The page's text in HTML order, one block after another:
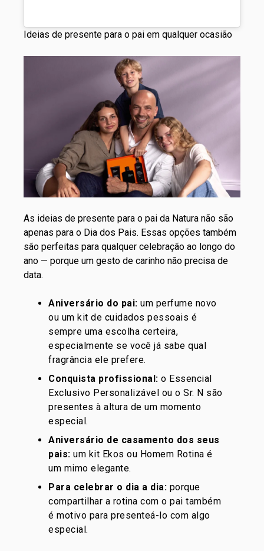
Ideias de presente para o pai em qualquer ocasião
As ideias de presente para o pai da Natura não são
apenas para o Dia dos Pais. Essas opções também
são perfeitas para qualquer celebração ao longo do
ano — porque um gesto de carinho não precisa de
data.
Aniversário do pai: um perfume novo
ou um kit de cuidados pessoais é
sempre uma escolha certeira,
especialmente se você já sabe qual
fragrância ele prefere.
Conquista profissional: o Essencial
Exclusivo Personalizável ou o Sr. N são
presentes à altura de um momento
especial.
Aniversário de casamento dos seus
pais: um kit Ekos ou Homem Rotina é
um mimo elegante.
Para celebrar o dia a dia: porque
compartilhar a rotina com o pai também
é motivo para presenteá-lo com algo
especial.